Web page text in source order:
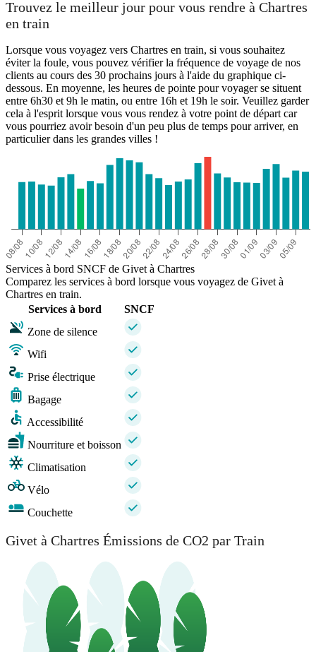
Chartres
Trouvez le meilleur jour pour vous rendre à Chartres
en train
Lorsque vous voyagez vers Chartres en train, si vous souhaitez
éviter la foule, vous pouvez vérifier la fréquence de voyage de nos
clients au cours des 30 prochains jours à l'aide du graphique ci-
dessous. En moyenne, les heures de pointe pour voyager se situent
entre 6h30 et 9h le matin, ou entre 16h et 19h le soir. Veuillez garder
cela à l'esprit lorsque vous vous rendez à votre point de départ car
vous pourriez avoir besoin d'un peu plus de temps pour arriver, en
particulier dans les grandes villes !
Services à bord SNCF de Givet à Chartres
Comparez les services à bord lorsque vous voyagez de Givet à
Chartres en train.
Services à bord
SNCF
Zone de silence
Wifi
Prise électrique
Bagage
Accessibilité
Nourriture et boisson
Climatisation
Vélo
Couchette
Givet à Chartres Émissions de CO2 par Train